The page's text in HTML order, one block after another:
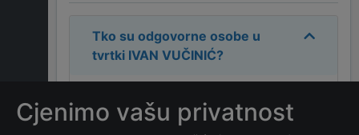
Tko su odgovorne osobe u
tvrtki IVAN VUČINIĆ?
VUČINIĆ.
Cjenimo vašu privatnost